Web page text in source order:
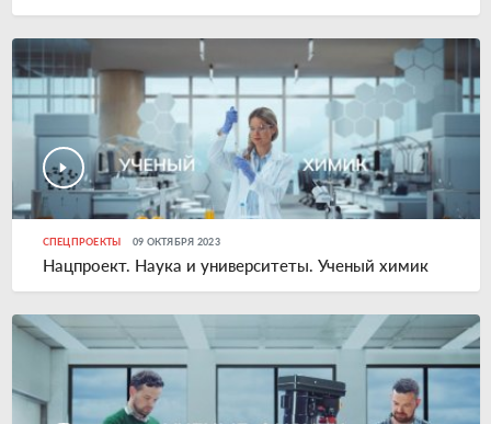
СПЕЦПРОЕКТЫ 09 ОКТЯБРЯ 2023
Нацпроект. Наука и университеты. Ученый химик